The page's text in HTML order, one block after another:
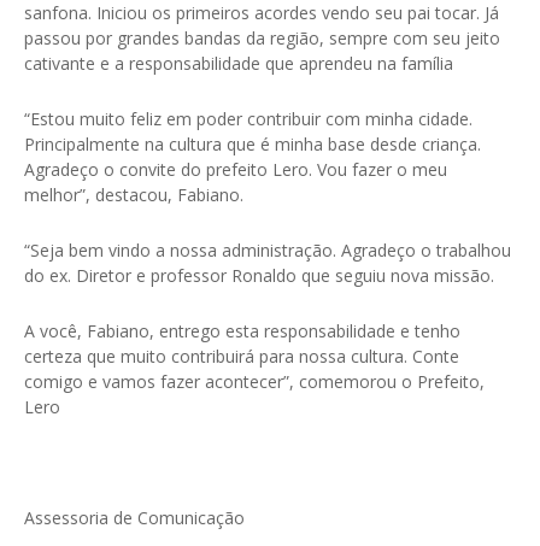
sanfona. Iniciou os primeiros acordes vendo seu pai tocar. Já
passou por grandes bandas da região, sempre com seu jeito
cativante e a responsabilidade que aprendeu na família
“Estou muito feliz em poder contribuir com minha cidade.
Principalmente na cultura que é minha base desde criança.
Agradeço o convite do prefeito Lero. Vou fazer o meu
melhor”, destacou, Fabiano.
“Seja bem vindo a nossa administração. Agradeço o trabalhou
do ex. Diretor e professor Ronaldo que seguiu nova missão.
A você, Fabiano, entrego esta responsabilidade e tenho
certeza que muito contribuirá para nossa cultura. Conte
comigo e vamos fazer acontecer”, comemorou o Prefeito,
Lero
Assessoria de Comunicação